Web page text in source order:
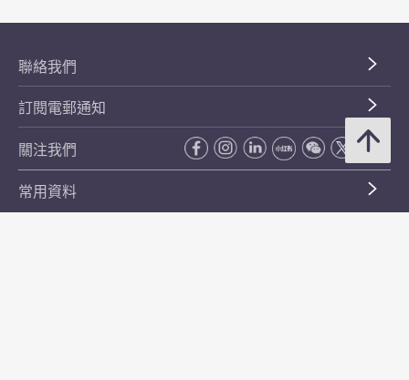
聯絡我們
訂閱電郵通知
關注我們
常用資料